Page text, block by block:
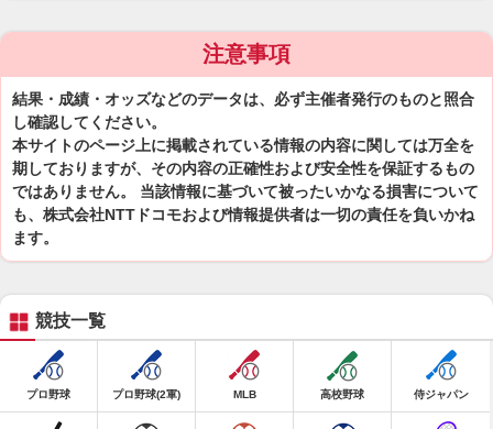
注意事項
結果・成績・オッズなどのデータは、必ず主催者発行のものと照合
し確認してください。
本サイトのページ上に掲載されている情報の内容に関しては万全を
期しておりますが、その内容の正確性および安全性を保証するもの
ではありません。 当該情報に基づいて被ったいかなる損害について
も、株式会社NTTドコモおよび情報提供者は一切の責任を負いかね
ます。
競技一覧
プロ野球 プロ野球(2軍) MLB 高校野球 侍ジャパン